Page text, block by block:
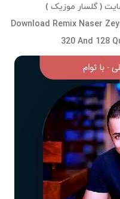
( گلسار موزیک )
Download Remix Naser
320 And 128